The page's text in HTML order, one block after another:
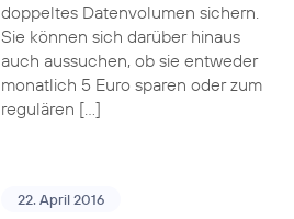
doppeltes Datenvolumen sichern.
Sie können sich darüber hinaus
auch aussuchen, ob sie entweder
monatlich 5 Euro sparen oder zum
regulären […]
22. April 2016